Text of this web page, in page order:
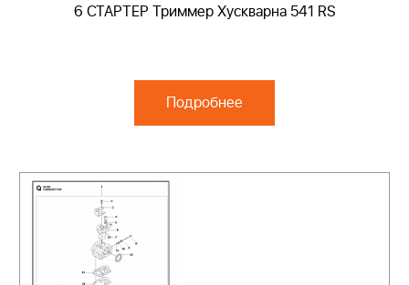
6 СТАРТЕР Триммер Хускварна 541 RS
Подробнее